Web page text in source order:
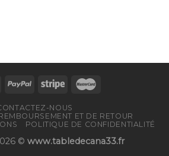
NOUS
ET DE RETOUR
POLITIQUE DE CONFIDENTIALITÉ
© www.tabledecana33.fr